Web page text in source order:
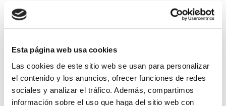
Esta página web usa cookies
Las cookies de este sitio web se usan para personalizar
el contenido y los anuncios, ofrecer funciones de redes
sociales y analizar el tráfico. Además, compartimos
información sobre el uso que haga del sitio web con
Diputaciones destacan los aplazamientos de
deudas tributarias sin intereses, la agilización
pagos fraccionados y nuevas deducciones en
el Impuesto de Sociedades.
ELA denuncia que estas políticas vuelven a